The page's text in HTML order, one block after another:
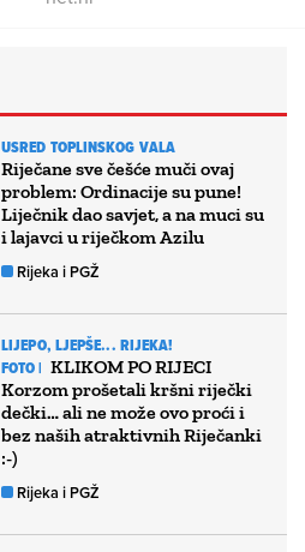
USRED TOPLINSKOG VALA
Riječane sve češće muči ovaj
problem: Ordinacije su pune!
Liječnik dao savjet, a na muci su
i lajavci u riječkom Azilu
Rijeka i PGŽ
LIJEPO, LJEPŠE... RIJEKA!
FOTO | KLIKOM PO RIJECI
Korzom prošetali kršni riječki
dečki… ali ne može ovo proći i
bez naših atraktivnih Riječanki
:-)
Rijeka i PGŽ